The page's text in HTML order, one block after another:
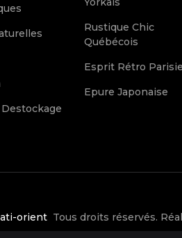
Rustique Chic
Québécois
Esprit Rétro
Epure Japonaise
orient Tous droits réservés.